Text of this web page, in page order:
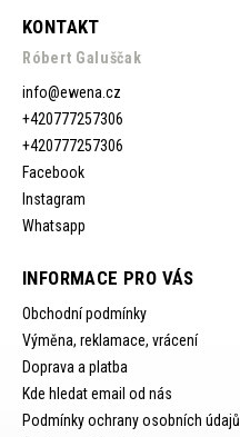
KONTAKT
Róbert Galuščak
info@ewena.cz
+420777257306
+420777257306
Facebook
Instagram
Whatsapp
INFORMACE PRO VÁS
Obchodní podmínky
Výměna, reklamace, vrácení
Doprava a platba
Kde hledat email od nás
Podmínky ochrany osobních údajů